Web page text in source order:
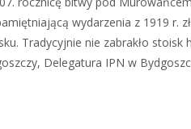
wydarzenia z 1919 r.
Tradycyjnie nie zabrakło
Delegatura IPN w